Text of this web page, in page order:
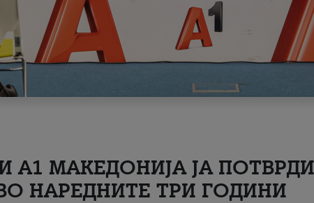
A1 МАКЕДОНИЈА ЈА
НАРЕДНИТЕ ТРИ ГОДИНИ